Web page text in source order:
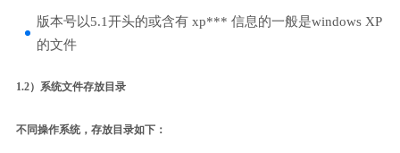
版本号以5.1开头的或含有 xp*** 信息的一般是windows XP
的文件
1.2）系统文件存放目录
不同操作系统，存放目录如下：